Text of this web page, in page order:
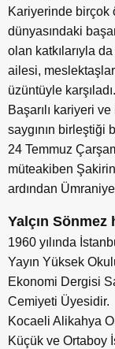
Kariyerinde birçok
dünyasındaki
olan katkılarıyla
ailesi,
üzüntüyle karşıladı.
Başarılı kariyeri
saygının birleştiği
24 Temmuz
müteakiben Şakirin
ardından
Yalçın Sönmez
1960 yılında
Yayın Yüksek
Ekonomi Dergisi
Cemiyeti Üyesidir.
Kocaeli Alikahya
Küçük ve Ortaboy